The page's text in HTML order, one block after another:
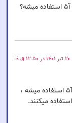
۲۰ تیر ۱۴۰۱ در ۱۲:۵۰ ق.ظ
برای چاپ فاکتورهای فروش عموما از ابعاد کاغذ آ۵ استفاده میشه ،
میکنند.